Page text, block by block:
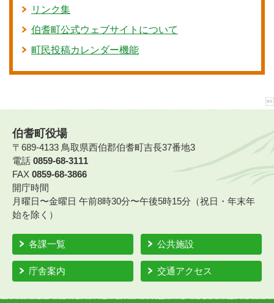
リンク集
伯耆町公式ウェブサイトについて
町民投稿カレンダー機能
伯耆町役場
〒689-4133 鳥取県西伯郡伯耆町吉長37番地3
電話 0859-68-3111
FAX 0859-68-3866
開庁時間
月曜日〜金曜日 午前8時30分〜午後5時15分（祝日・年末年
始を除く）
各課一覧 公共施設
庁舎案内 交通アクセス